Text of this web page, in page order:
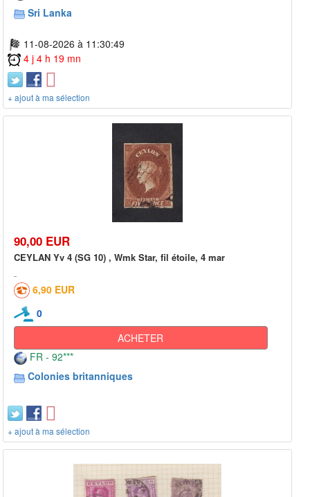
Sri Lanka
11-08-2026 à 11:30:49
4 j 4 h 19 mn
+ ajout à ma sélection
90,00 EUR
CEYLAN Yv 4 (SG 10) , Wmk Star, fil étoile, 4 mar
6,90 EUR
0
ACHETER
FR - 92***
Colonies britanniques
+ ajout à ma sélection